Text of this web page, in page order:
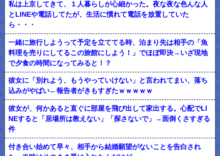
私は上京してきて、１人暮らしが心細かった。夜な夜な色んな人
とLINEや電話してたが、生活に慣れて電話を放置していた
ら・・・
一緒に旅行しようって予定を立ててる時、泊まり先は相手の「魚
料理を売りにしてるこの旅館にしよう！」でほぼ即決→いざ現地
で夕食の時間になってみると！？
彼女に「別れよう、もうやっていけない」と言われてまい、落ち
込みがやばい←報告者がきもすぎたｗｗｗｗｗ
彼女が、何かあると直ぐに部屋を飛び出して家出する。心配でLI
NEすると「居場所は教えない」「探さないで」→面倒くさすぎる
件
付き合い始めて早々、相手から結婚願望がないことを告白され